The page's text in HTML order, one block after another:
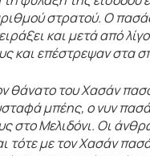
στρατού. Ο
και μετά από
και επέστρεψαν στα
θάνατο του Χασάν
μπέης, ο νυν
στο Μελιδόνι. Οι
τότε με τον Χασάν